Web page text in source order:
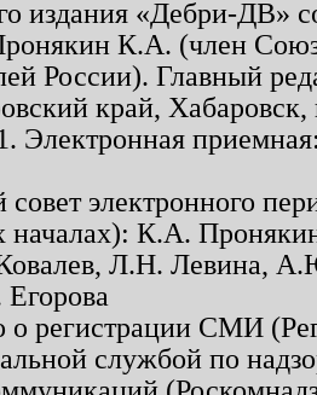
издания «Дебри-ДВ»
К.А. (член
России). Главный
край,
Электронная
электронного
началах): К.А.
Л.Н. Левина,
о регистрации СМИ
службой по